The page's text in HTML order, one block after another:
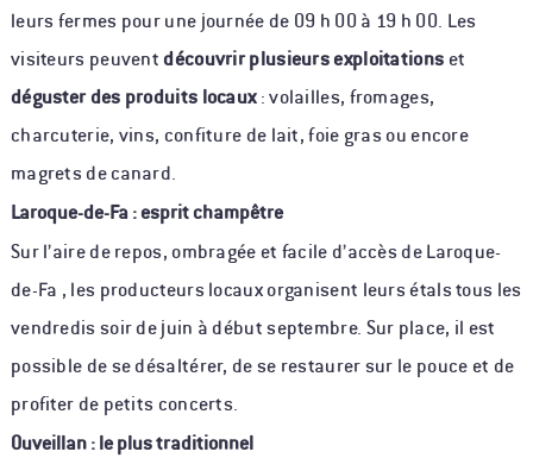
leurs fermes pour une journée de 09 h 00 à 19 h 00. Les
visiteurs peuvent découvrir plusieurs exploitations et
déguster des produits locaux: volailles, fromages,
charcuterie, vins, confiture de lait, foie gras ou encore
magrets de canard.
Laroque-de-Fa : esprit champêtre
Sur l’aire de repos, ombragée et facile d’accès de Laroque-
de-Fa , les producteurs locaux organisent leurs étals tous les
vendredis soir de juin à début septembre. Sur place, il est
possible de se désaltérer, de se restaurer sur le pouce et de
profiter de petits concerts.
Ouveillan : le plus traditionnel